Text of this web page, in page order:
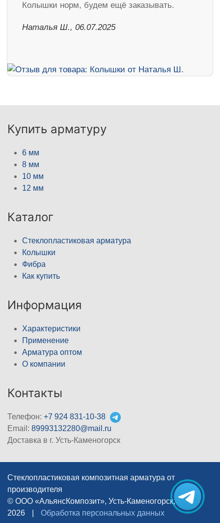
Колышки норм, будем ещё заказывать.
Наталья Ш., 06.07.2025
Купить арматуру
6 мм
8 мм
10 мм
12 мм
Каталог
Стеклопластиковая арматура
Колышки
Фибра
Как купить
Информация
Характеристики
Применение
Арматура оптом
О компании
Контакты
Телефон: +7 924 831-10-38
Email: 89993132280@mail.ru
Доставка в г. Усть-Каменогорск
Стеклопластиковая композитная арматура от
производителя
© ООО «АльянсКомпозит», Усть-Каменогорск, 2012–
2026
Обработка персональных данных